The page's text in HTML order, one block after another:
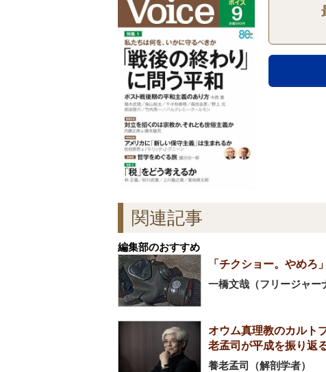
関連記事
編集部のおすすめ
「チクショー。やめ
一橋文哉（フリージャー
オウム真理教のカルト
老孟司が平成を振り返
養老孟司（解剖学者）